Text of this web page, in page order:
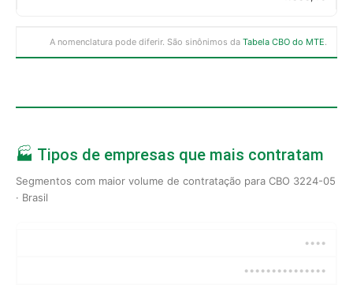
A nomenclatura pode diferir. São sinônimos da Tabela CBO do MTE.
🏭 Tipos de empresas que mais contratam
Segmentos com maior volume de contratação para CBO 3224-05
· Brasil
••••
•••••••••••••••